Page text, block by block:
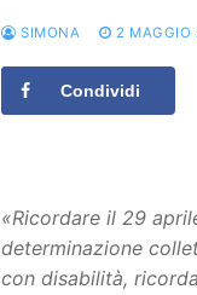
SIMONA 2 MAGGIO
Condividi
«Ricordare il 29
determinazione
con disabilità,